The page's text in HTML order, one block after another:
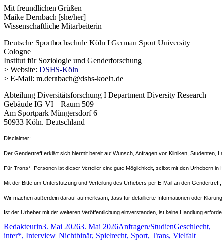
Mit freundlichen Grüßen
Maike Dernbach [she/her]
Wissenschaftliche Mitarbeiterin
Deutsche Sporthochschule Köln I German Sport University
Cologne
Institut für Soziologie und Genderforschung
> Website: DSHS-Köln
> E-Mail: m.dernbach@dshs-koeln.de
Abteilung Diversitätsforschung I Department Diversity Research
Gebäude IG VI – Raum 509
Am Sportpark Müngersdorf 6
50933 Köln. Deutschland
Disclaimer:
Der Gendertreff erklärt sich hiermit bereit auf Wunsch, Anfragen von Kliniken,
Für Trans*- Personen ist dieser Verteiler eine gute Möglichkeit, selbst mit den Urhebern
Mit der Bitte um Unterstützung und Verteilung des Urhebers per E-Mail an den
Wir machen außerdem darauf aufmerksam, dass für detaillierte Informationen oder
Ist der Urheber mit der weiteren Veröffentlichung einverstanden, ist keine Handlung
Autor
RedakteurinVeröffentlicht
am
3. Mai 20263. Mai 2026Kategorien
Anfragen/StudienSchlagwörter
Geschlecht,
inter*, Interview, Nichtbinär, Spielrecht, Sport, Trans, Vielfalt